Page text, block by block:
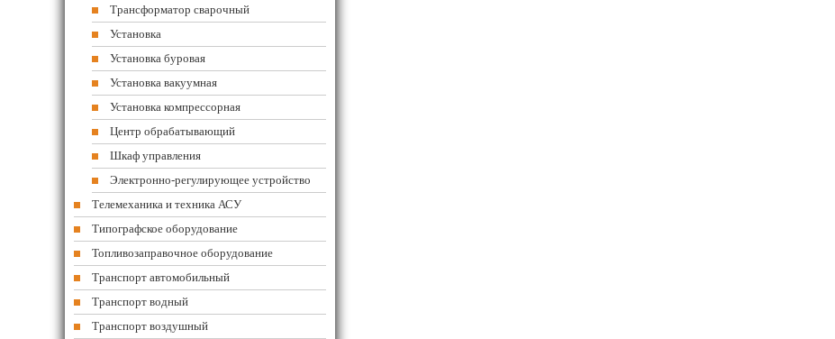
Трансформатор сварочный
Установка
Установка буровая
Установка вакуумная
Установка компрессорная
Центр обрабатывающий
Шкаф управления
Электронно-регулирующее устройство
Телемеханика и техника АСУ
Типографское оборудование
Топливозаправочное оборудование
Транспорт автомобильный
Транспорт водный
Транспорт воздушный